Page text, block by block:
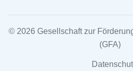
© 2026 Gesellschaft zur
(GFA)